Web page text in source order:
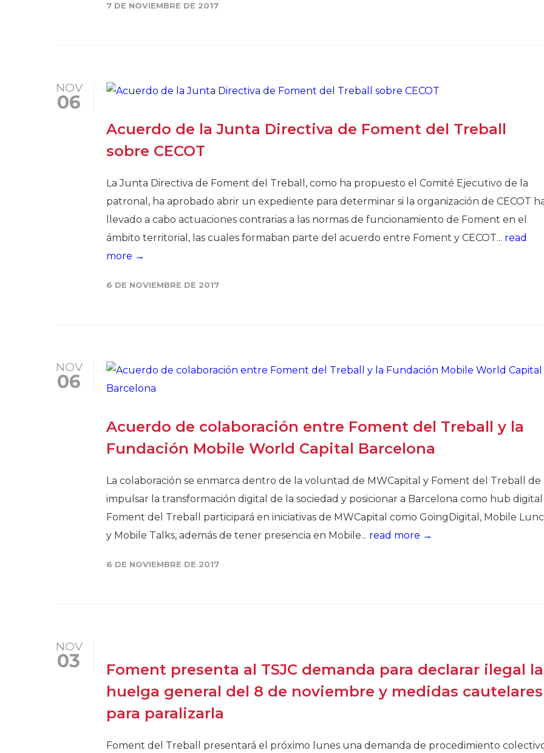
7 DE NOVIEMBRE DE 2017
NOV
06
Acuerdo de la Junta Directiva de Foment del Treball
sobre CECOT
La Junta Directiva de Foment del Treball, como ha propuesto el Comité Ejecutivo de la
patronal, ha aprobado abrir un expediente para determinar si la organización de CECOT
llevado a cabo actuaciones contrarias a las normas de funcionamiento de Foment en el
ámbito territorial, las cuales formaban parte del acuerdo entre Foment y CECOT... read
more →
6 DE NOVIEMBRE DE 2017
NOV
06
Acuerdo de colaboración entre Foment del Treball y la
Fundación Mobile World Capital Barcelona
La colaboración se enmarca dentro de la voluntad de MWCapital y Foment del Treball de
impulsar la transformación digital de la sociedad y posicionar a Barcelona como hub digital
Foment del Treball participará en iniciativas de MWCapital como GoingDigital, Mobile
y Mobile Talks, además de tener presencia en Mobile... read more →
6 DE NOVIEMBRE DE 2017
NOV
03
Foment presenta al TSJC demanda para declarar ilegal la
huelga general del 8 de noviembre y medidas cautelares
para paralizarla
Foment del Treball presentará el próximo lunes una demanda de procedimiento